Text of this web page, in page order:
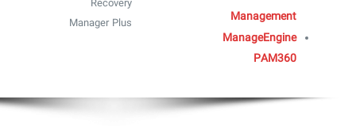
Management
ManageEngine
PAM360
Recovery
Manager Plus